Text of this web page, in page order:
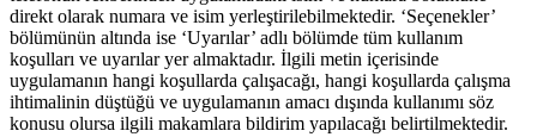
direkt olarak numara ve isim yerleştirilebilmektedir. ‘Seçenekler’
bölümünün altında ise ‘Uyarılar’ adlı bölümde tüm kullanım
koşulları ve uyarılar yer almaktadır. İlgili metin içerisinde
uygulamanın hangi koşullarda çalışacağı, hangi koşullarda çalışma
ihtimalinin düştüğü ve uygulamanın amacı dışında kullanımı söz
konusu olursa ilgili makamlara bildirim yapılacağı belirtilmektedir.